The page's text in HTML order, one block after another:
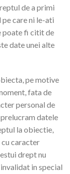
de a primi
care ni le-ati
poate fi citit de
date unei alte
pe motive
fata de
personal de
datele
la obiectie,
cu caracter
drept nu
in special